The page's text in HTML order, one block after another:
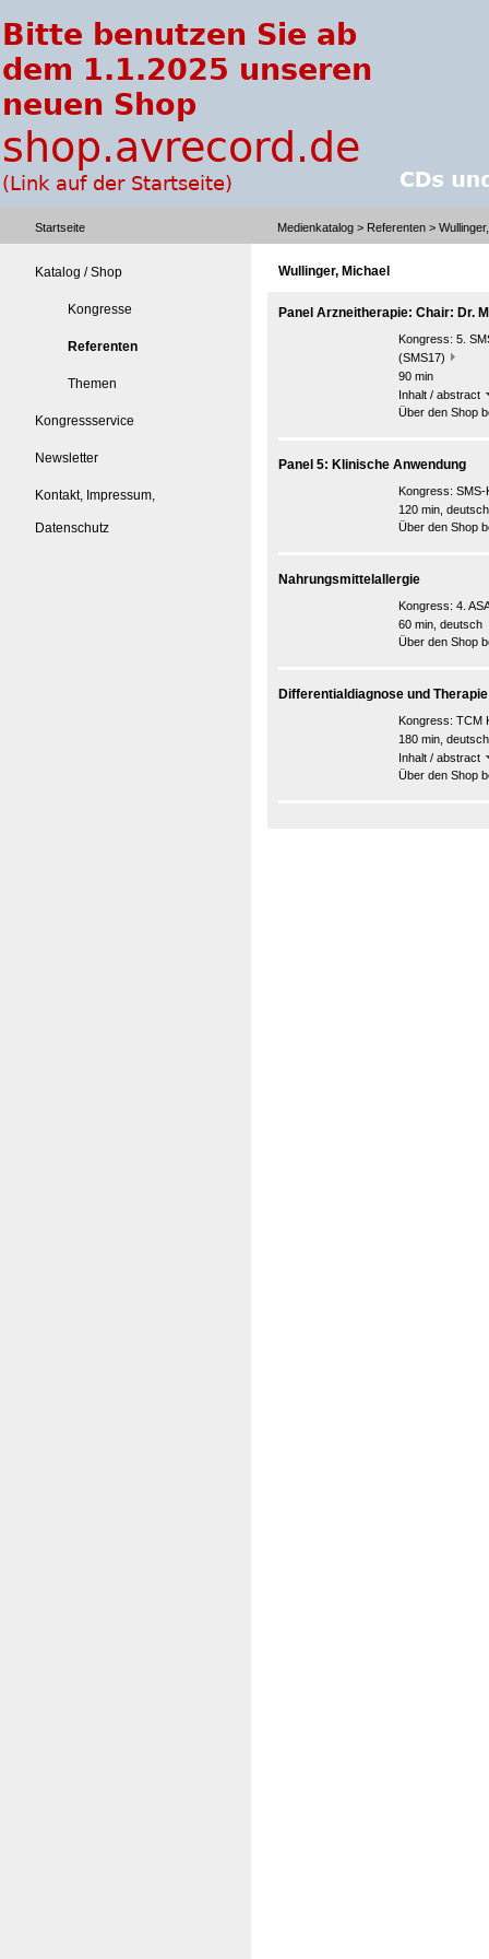
Startseite Medienkatalog > Referenten >
Katalog / Shop
Kongresse
Referenten
Themen
Kongressservice
Newsletter
Kontakt, Impressum,
Datenschutz
Wullinger, Michael
Panel Arzneitherapie: Chair: Dr.
Kongress: 5.
(SMS17)
90 min
Inhalt / abstract
Über den Shop
Panel 5: Klinische Anwendung
Kongress: SMS-
120 min, deutsch
Über den Shop
Nahrungsmittelallergie
Kongress: 4.
60 min, deutsch
Über den Shop
Differentialdiagnose und
Kongress: TCM
180 min, deutsch
Inhalt / abstract
Über den Shop